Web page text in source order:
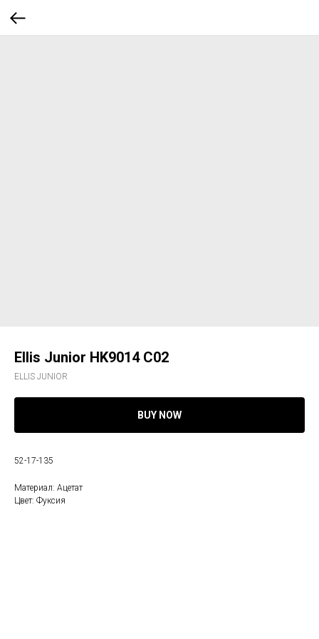
Ellis Junior HK9014 C02
ELLIS JUNIOR
BUY NOW
52-17-135
Материал: Ацетат
Цвет: Фуксия